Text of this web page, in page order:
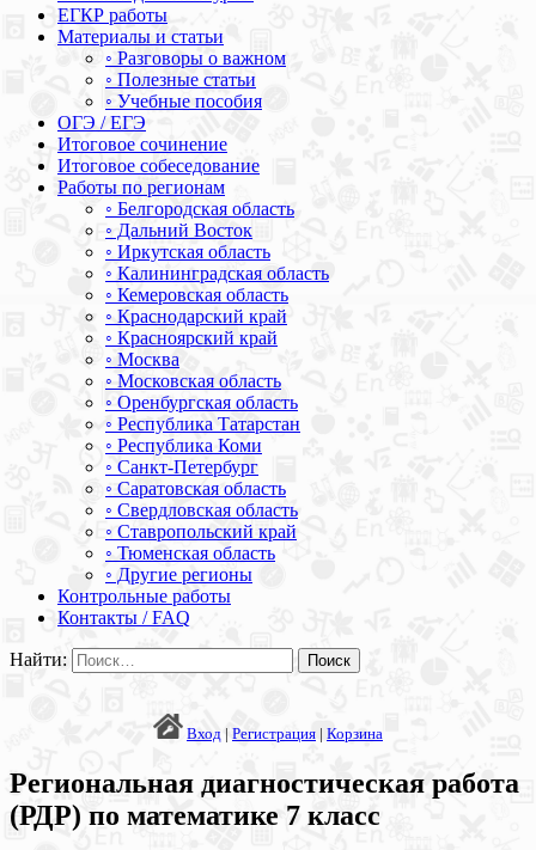
ЕГКР работы
Материалы и статьи
◦ Разговоры о важном
◦ Полезные статьи
◦ Учебные пособия
ОГЭ / ЕГЭ
Итоговое сочинение
Итоговое собеседование
Работы по регионам
◦ Белгородская область
◦ Дальний Восток
◦ Иркутская область
◦ Калининградская область
◦ Кемеровская область
◦ Краснодарский край
◦ Красноярский край
◦ Москва
◦ Московская область
◦ Оренбургская область
◦ Республика Татарстан
◦ Республика Коми
◦ Санкт-Петербург
◦ Саратовская область
◦ Свердловская область
◦ Ставропольский край
◦ Тюменская область
◦ Другие регионы
Контрольные работы
Контакты / FAQ
Найти:
Вход | Регистрация | Корзина
Региональная диагностическая работа
(РДР) по математике 7 класс